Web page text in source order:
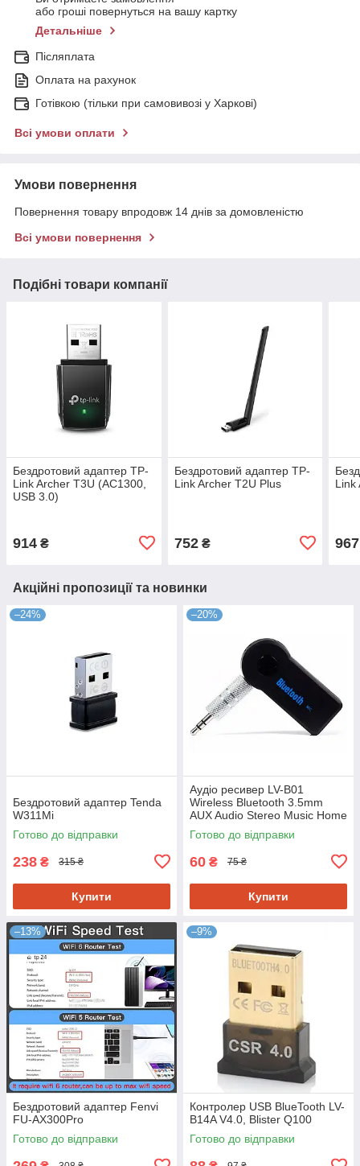
або гроші повернуться на вашу картку
Детальніше
Післяплата
Оплата на рахунок
Готівкою (тільки при самовивозі у Харкові)
Всі умови оплати
Умови повернення
Повернення товару впродовж 14 днів за домовленістю
Всі умови повернення
Подібні товари компанії
Бездротовий адаптер TP-
Link Archer T3U (AC1300,
USB 3.0)
914 ₴
Бездротовий адаптер TP-
Link Archer T2U Plus
752₴
Link
967
Акційні пропозиції та новинки
–24%
Бездротовий адаптер Tenda
W311Mi
Готово до відправки
238 ₴ 315 ₴
Купити
–20%
Аудіо ресивер LV-B01
Wireless Bluetooth 3.5mm
AUX Audio Stereo Music Home
Готово до відправки
60 ₴ 75 ₴
Купити
–13%
Бездротовий адаптер Fenvi
FU-AX300Pro
Готово до відправки
–9%
Контролер USB BlueTooth LV-
B14A V4.0, Blister Q100
Готово до відправки